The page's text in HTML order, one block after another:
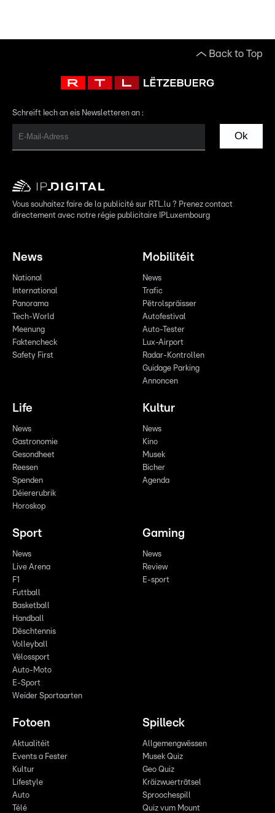
Back to Top
Schreift Iech an eis Newsletteren an :
Ok
Vous souhaitez faire de la publicité sur RTL.lu ? Prenez contact
directement avec notre régie publicitaire IPLuxembourg
News
National
International
Panorama
Tech-World
Meenung
Faktencheck
Safety First
Mobilitéit
News
Trafic
Pëtrolspräisser
Autofestival
Auto-Tester
Lux-Airport
Radar-Kontrollen
Guidage Parking
Annoncen
Life
News
Gastronomie
Gesondheet
Reesen
Spenden
Déiererubrik
Horoskop
Kultur
News
Kino
Musek
Bicher
Agenda
Sport
News
Live Arena
F1
Futtball
Basketball
Handball
Dëschtennis
Volleyball
Vëlossport
Auto-Moto
E-Sport
Weider Sportaarten
Gaming
News
Review
E-sport
Fotoen
Aktualitéit
Events a Fester
Kultur
Lifestyle
Auto
Télé
Spilleck
Allgemengwëssen
Musek Quiz
Geo Quiz
Kräizwuerträtsel
Sproochespill
Quiz vum Mount